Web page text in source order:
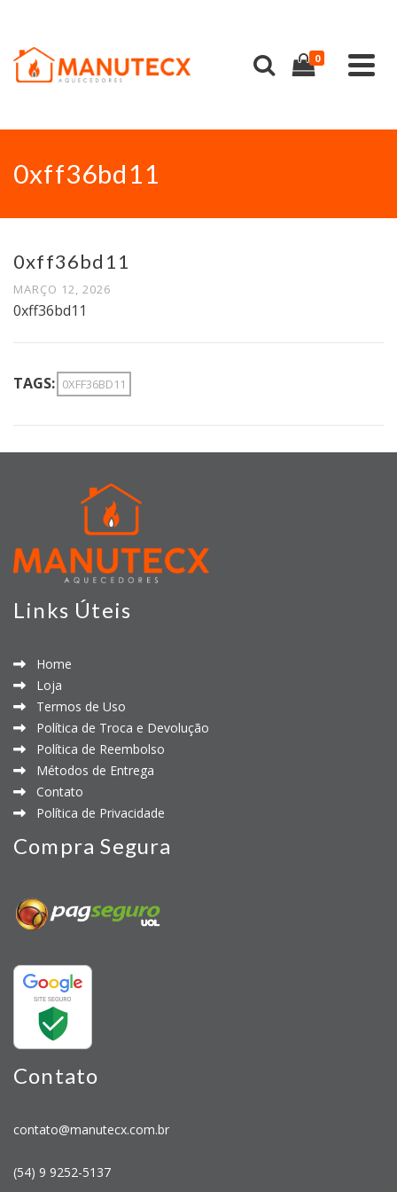
0
0xff36bd11
0xff36bd11
MARÇO 12, 2026
0xff36bd11
TAGS: 0XFF36BD11
Links Úteis
Home
Loja
Termos de Uso
Política de Troca e Devolução
Política de Reembolso
Métodos de Entrega
Contato
Política de Privacidade
Compra Segura
Contato
contato@manutecx.com.br
(54) 9 9252-5137